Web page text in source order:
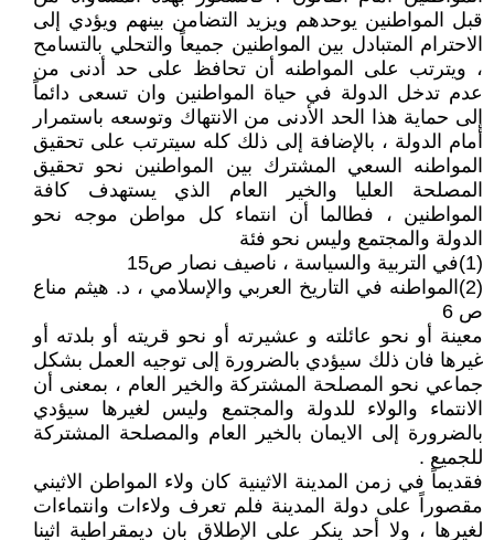
قبل المواطنين يوحدهم ويزيد التضامن بينهم ويؤدي إلى
الاحترام المتبادل بين المواطنين جميعاً والتحلي بالتسامح
، ويترتب على المواطنه أن تحافظ على حد أدنى من
عدم تدخل الدولة في حياة المواطنين وان تسعى دائماً
إلى حماية هذا الحد الأدنى من الانتهاك وتوسعه باستمرار
أمام الدولة ، بالإضافة إلى ذلك كله سيترتب على تحقيق
المواطنه السعي المشترك بين المواطنين نحو تحقيق
المصلحة العليا والخير العام الذي يستهدف كافة
المواطنين ، فطالما أن انتماء كل مواطن موجه نحو
الدولة والمجتمع وليس نحو فئة
(1)في التربية والسياسة ، ناصيف نصار ص15
(2)المواطنه في التاريخ العربي والإسلامي ، د. هيثم مناع
ص 6
معينة أو نحو عائلته و عشيرته أو نحو قريته أو بلدته أو
غيرها فان ذلك سيؤدي بالضرورة إلى توجيه العمل بشكل
جماعي نحو المصلحة المشتركة والخير العام ، بمعنى أن
الانتماء والولاء للدولة والمجتمع وليس لغيرها سيؤدي
بالضرورة إلى الايمان بالخير العام والمصلحة المشتركة
للجميع .
فقديماً في زمن المدينة الاثينية كان ولاء المواطن الاثيني
مقصوراً على دولة المدينة فلم تعرف ولاءات وانتماءات
لغيرها ، ولا أحد ينكر على الإطلاق بان ديمقراطية اثينا